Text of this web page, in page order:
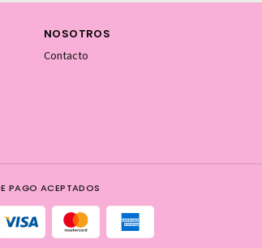
NOSOTROS
Contacto
PAGO ACEPTADOS